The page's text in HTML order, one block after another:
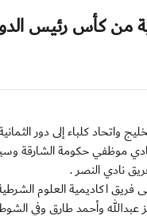
من كأس رئيس
: تأهل فريقا الخليج واتحاد
موظفي حكومة الشارقة
نادي النصر .